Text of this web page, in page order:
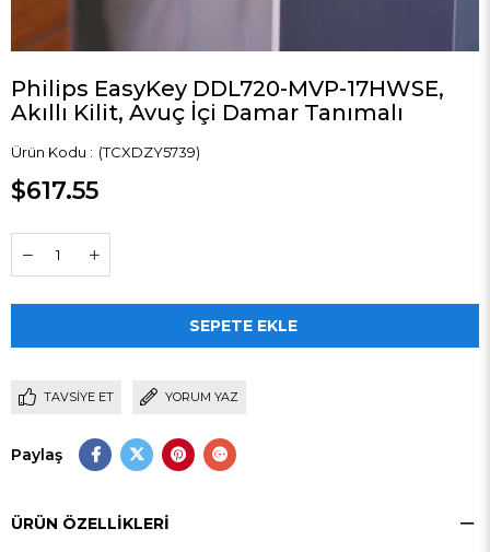
Philips EasyKey DDL720-MVP-17HWSE,
Akıllı Kilit, Avuç İçi Damar Tanımalı
(TCXDZY5739)
$617.55
TAVSIYE ET YORUM YAZ
Paylaş
ÜRÜN ÖZELLIKLERI